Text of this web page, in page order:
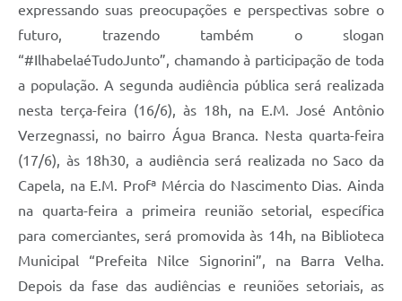
expressando suas preocupações e perspectivas sobre o
futuro, trazendo também o slogan
“#IlhabelaéTudoJunto”, chamando à participação de toda
a população. A segunda audiência pública será realizada
nesta terça-feira (16/6), às 18h, na E.M. José Antônio
Verzegnassi, no bairro Água Branca. Nesta quarta-feira
(17/6), às 18h30, a audiência será realizada no Saco da
Capela, na E.M. Profª Mércia do Nascimento Dias. Ainda
na quarta-feira a primeira reunião setorial, específica
para comerciantes, será promovida às 14h, na Biblioteca
Municipal “Prefeita Nilce Signorini”, na Barra Velha.
Depois da fase das audiências e reuniões setoriais, as